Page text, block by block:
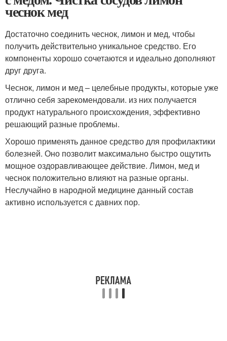
чеснок мед
Достаточно соединить чеснок, лимон и мед, чтобы
получить действительно уникальное средство. Его
компоненты хорошо сочетаются и идеально дополняют
друг друга.
Чеснок, лимон и мед – целебные продукты, которые уже
отлично себя зарекомендовали. из них получается
продукт натурального происхождения, эффективно
решающий разные проблемы.
Хорошо применять данное средство для профилактики
болезней. Оно позволит максимально быстро ощутить
мощное оздоравливающее действие. Лимон, мед и
чеснок положительно влияют на разные органы.
Неслучайно в народной медицине данный состав
активно используется с давних пор.